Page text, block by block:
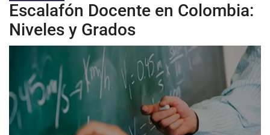
Escalafón Docente en Colombia:
Niveles y Grados